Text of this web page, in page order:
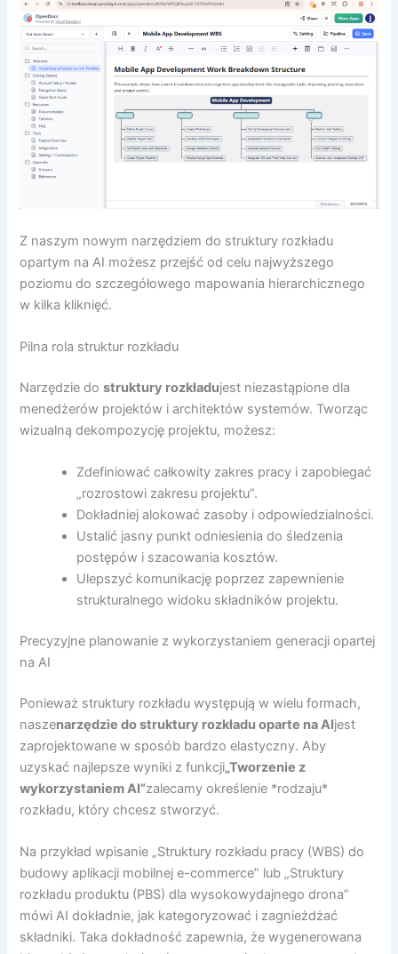
Z naszym nowym narzędziem do struktury rozkładu
opartym na AI możesz przejść od celu najwyższego
poziomu do szczegółowego mapowania hierarchicznego
w kilka kliknięć.
Pilna rola struktur rozkładu
Narzędzie dostruktury rozkładujest niezastąpione dla
menedżerów projektów i architektów systemów. Tworząc
wizualną dekompozycję projektu, możesz:
Zdefiniować całkowity zakres pracy i zapobiegać
„rozrostowi zakresu projektu”.
Dokładniej alokować zasoby i odpowiedzialności.
Ustalić jasny punkt odniesienia do śledzenia
postępów i szacowania kosztów.
Ulepszyć komunikację poprzez zapewnienie
strukturalnego widoku składników projektu.
Precyzyjne planowanie z wykorzystaniem generacji opartej
na AI
Ponieważ struktury rozkładu występują w wielu formach,
naszenarzędzie do struktury rozkładu oparte na AIjest
zaprojektowane w sposób bardzo elastyczny. Aby
uzyskać najlepsze wyniki z funkcji„Tworzenie z
wykorzystaniem AI”zalecamy określenie *rodzaju*
rozkładu, który chcesz stworzyć.
Na przykład wpisanie „Struktury rozkładu pracy (WBS) do
budowy aplikacji mobilnej e-commerce” lub „Struktury
rozkładu produktu (PBS) dla wysokowydajnego drona”
mówi AI dokładnie, jak kategoryzować i zagnieżdżać
składniki. Taka dokładność zapewnia, że wygenerowana